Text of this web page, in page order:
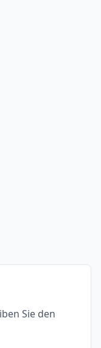
Sie den